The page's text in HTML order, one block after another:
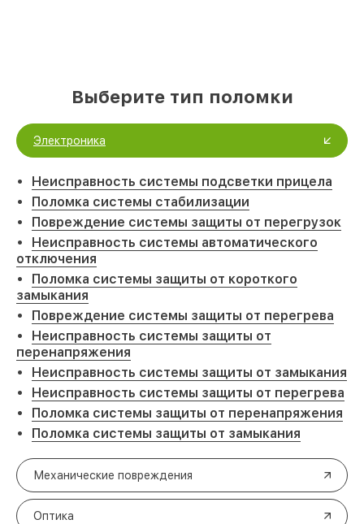
Выберите тип поломки
Электроника
Неисправность системы подсветки прицела
Поломка системы стабилизации
Повреждение системы защиты от перегрузок
Неисправность системы автоматического
отключения
Поломка системы защиты от короткого
замыкания
Повреждение системы защиты от перегрева
Неисправность системы защиты от
перенапряжения
Неисправность системы защиты от замыкания
Неисправность системы защиты от перегрева
Поломка системы защиты от перенапряжения
Поломка системы защиты от замыкания
Механические повреждения
Оптика